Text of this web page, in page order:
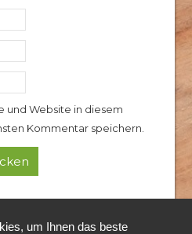
und Website in diesem
Kommentar speichern.
vorbehalten.
um Ihnen das beste